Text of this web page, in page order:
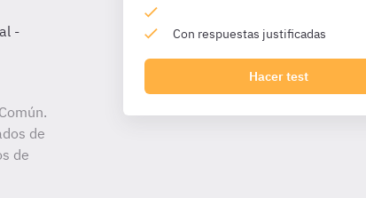
-
de
de
Con respuestas justificadas
Hacer test